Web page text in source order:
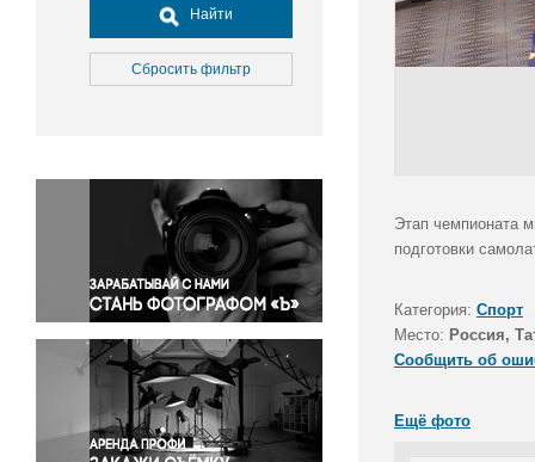
Досуг, туризм и отдых
Культура
Медицина
Окружающая среда
Политика
Правосудие
Происшествия и конфликты
Религия
Светская жизнь
Спорт
Экология
Экономика и бизнес
Найти
Сбросить фильтр
Этап чемпионата
подготовки
Категория: Спорт
Место: Россия,
Сообщить об
Ещё фото